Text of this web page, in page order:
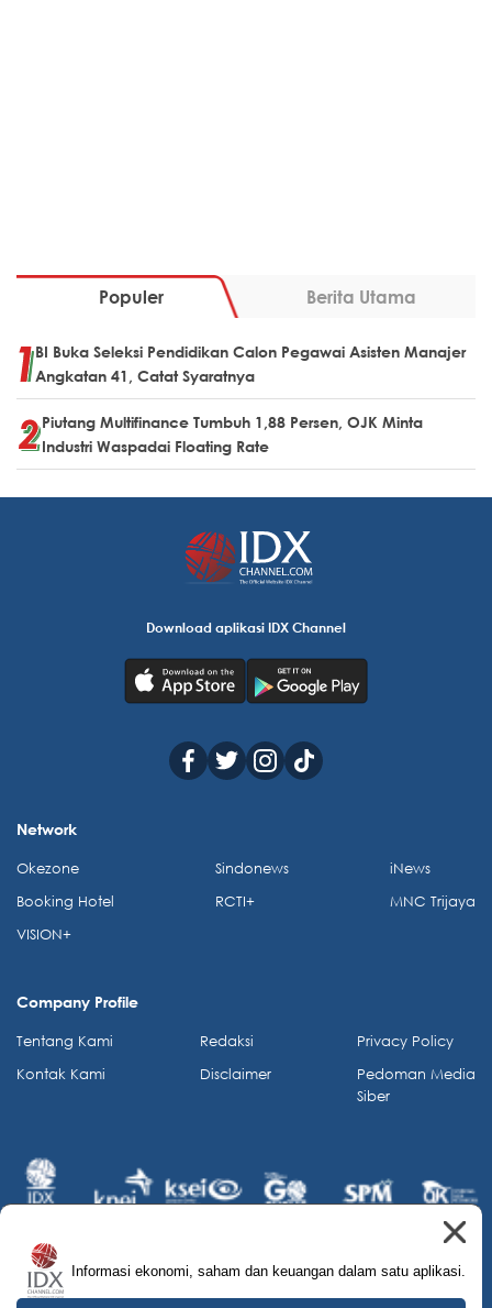
Populer Berita Utama
BI Buka Seleksi Pendidikan Calon Pegawai Asisten Manajer
Angkatan 41, Catat Syaratnya
Piutang Multifinance Tumbuh 1,88 Persen, OJK Minta
Industri Waspadai Floating Rate
Informasi ekonomi, saham dan keuangan dalam satu aplikasi.
Download aplikasi IDX Channel
Network
Okezone
Booking Hotel
VISION+
Sindonews
RCTI+
iNews
MNC Trijaya
Company Profile
Tentang Kami
Kontak Kami
Redaksi
Disclaimer
Privacy Policy
Pedoman Media
Siber
© 2026 IDX Channel. All Rights Reserved.